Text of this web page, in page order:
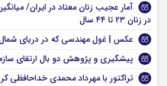
آمار عجیب زنان معتاد در ایران/
در زنان ۲۳ تا ۴۴ سال
عکس | غول مهندسی که در دریای شمال
پیشگیری و پژوهش دو بال ارتقای
تراکتور با مهرداد محمدی خداحافظی